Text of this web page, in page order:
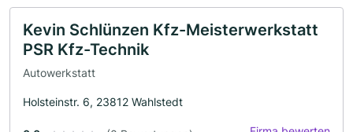
Kevin Schlünzen Kfz-Meisterwerkstatt
PSR Kfz-Technik
Autowerkstatt
Holsteinstr. 6, 23812 Wahlstedt